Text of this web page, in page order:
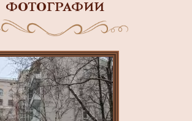
ФОТОГРАФИИ